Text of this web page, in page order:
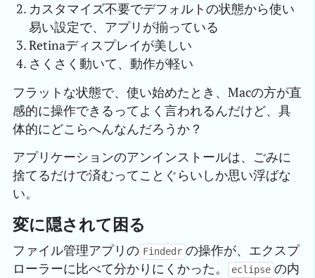
カスタマイズ不要でデフォルトの状態から使い
易い設定で、アプリが揃っている
Retinaディスプレイが美しい
さくさく動いて、動作が軽い
フラットな状態で、使い始めたとき、Macの方が直
感的に操作できるってよく言われるんだけど、具
体的にどこらへんなんだろうか？
アプリケーションのアンインストールは、ごみに
捨てるだけで済むってことぐらいしか思い浮ばな
い。
変に隠されて困る
ファイル管理アプリの Findedr の操作が、エクスプ
ローラーに比べて分かりにくかった。
eclipse の内